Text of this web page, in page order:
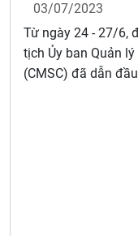
03/07/2023
Từ ngày 24 - 27/6,
tịch Ủy ban Quản
(CMSC) đã dẫn